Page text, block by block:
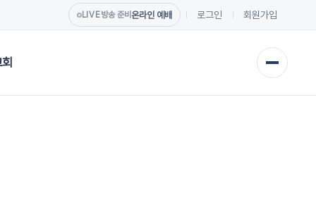
LIVE방송 준비 온라인 예배 로그인 회원가입